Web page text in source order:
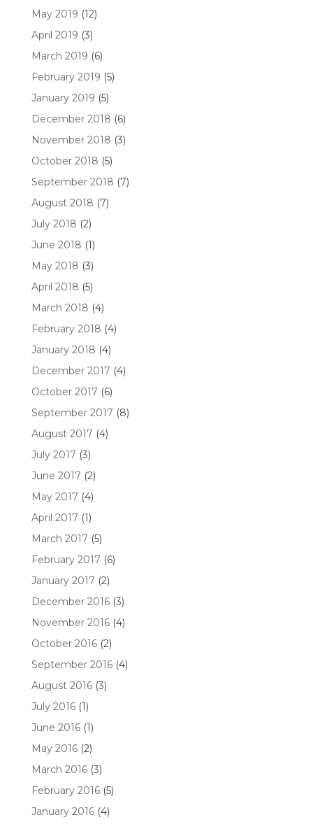
May 2019 (12)
April 2019 (3)
March 2019 (6)
February 2019 (5)
January 2019 (5)
December 2018 (6)
November 2018 (3)
October 2018 (5)
September 2018 (7)
August 2018 (7)
July 2018 (2)
June 2018 (1)
May 2018 (3)
April 2018 (5)
March 2018 (4)
February 2018 (4)
January 2018 (4)
December 2017 (4)
October 2017 (6)
September 2017 (8)
August 2017 (4)
July 2017 (3)
June 2017 (2)
May 2017 (4)
April 2017 (1)
March 2017 (5)
February 2017 (6)
January 2017 (2)
December 2016(3)
November 2016(4)
October 2016(2)
September 2016(4)
August 2016(3)
July 2016(1)
June 2016(1)
May 2016(2)
March 2016(3)
February 2016(5)
January 2016(4)